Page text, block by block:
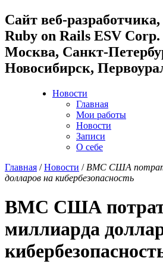
Cайт веб-
Ruby on Rails ESV Corp.
Москва, Санкт-
Новосибирск,
Новости
Главная
Мои работы
Новости
Записи
О себе
Главная /Новости / ВМС США
долларов на кибербезопасность
ВМС США
миллиарда